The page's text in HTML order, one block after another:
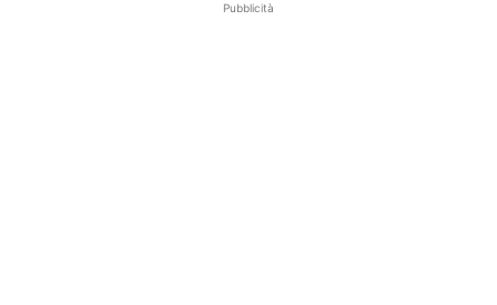
Pubblicità